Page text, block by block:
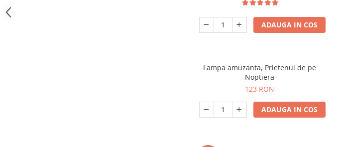
ADAUGA IN COS
Lampa amuzanta, Prietenul de pe
Noptiera
123 RON
ADAUGA IN COS